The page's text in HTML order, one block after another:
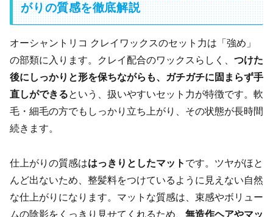
がりの質感を徹底解説
オーシャントリコ クレイワックスのセット力は「強め」
の部類に入ります。クレイ配合のワックスらしく、 つけた
後にしっかりと形を保ちながらも、ガチガチに固まらず手
直しができるという、扱いやすいセット力が特徴です。軟
毛・細毛の方でもしっかり立ち上がり、その状態が長時間
続きます。
仕上がりの質感ははっきりとしたマット です。ツヤがほと
んど出ないため、整髪料をつけているように見えない自然
な仕上がりになります。マットな質感は、束感やボリュー
ムの陰影をくっきり見せてくれるため、 無造作ヘアやマッ